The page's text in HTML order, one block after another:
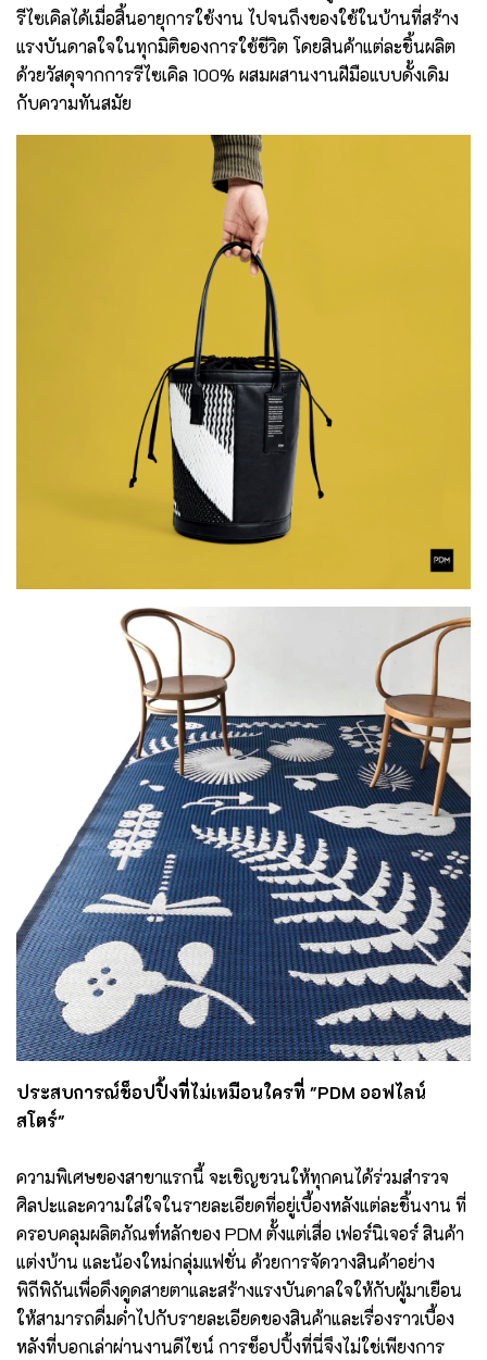
รีไซเคิลได้เมื่อสิ้นอายุการใช้งาน ไปจนถึงของใช้ในบ้านที่สร้าง
แรงบันดาลใจในทุกมิติของการใช้ชีวิต โดยสินค้าแต่ละชิ้นผลิต
ด้วยวัสดุจากการรีไซเคิล 100% ผสมผสานงานฝีมือแบบดั้งเดิม
กับความทันสมัย
ประสบการณ์ช็อปปิ้งที่ไม่เหมือนใครที่ "PDM ออฟไลน์
สโตร์"
ความพิเศษของสาขาแรกนี้ จะเชิญชวนให้ทุกคนได้ร่วมสำรวจ
ศิลปะและความใส่ใจในรายละเอียดที่อยู่เบื้องหลังแต่ละชิ้นงาน ที่
ครอบคลุมผลิตภัณฑ์หลักของ PDM ตั้งแต่เสื่อ เฟอร์นิเจอร์ สินค้า
แต่งบ้าน และน้องใหม่กลุ่มแฟชั่น ด้วยการจัดวางสินค้าอย่าง
พิถีพิถันเพื่อดึงดูดสายตาและสร้างแรงบันดาลใจให้กับผู้มาเยือน
ให้สามารถดื่มด่ำไปกับรายละเอียดของสินค้าและเรื่องราวเบื้อง
หลังที่บอกเล่าผ่านงานดีไซน์ การช็อปปิ้งที่นี่จึงไม่ใช่เพียงการ